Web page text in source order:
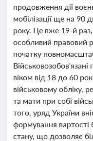
продовження дії
мобілізації ще на 90
року. Це вже 19-й
особливий правовий
початку
віком від 18 до 60
військовому обліку,
та мати при собі
того, уряд України
формування вартості
стану, що дозволяє